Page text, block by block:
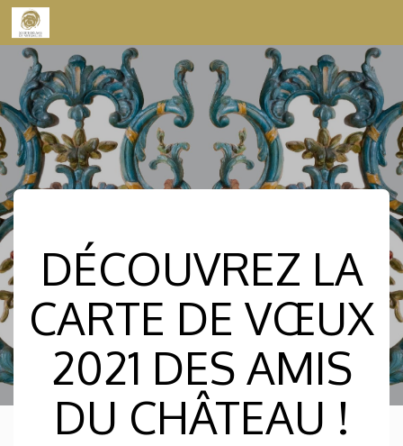
Skip to content
DÉCOUVREZ LA
CARTE DE VŒUX
2021 DES AMIS
DU CHÂTEAU !